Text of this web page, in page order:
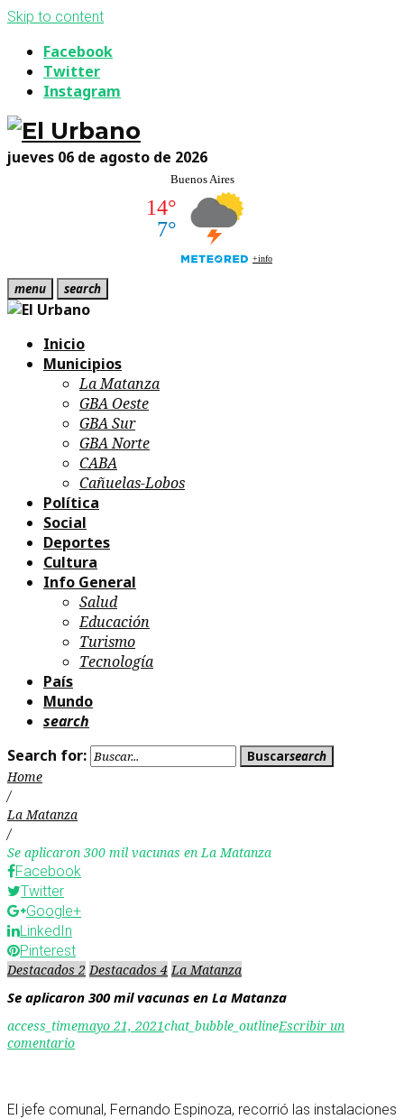
Skip to content
Facebook
Twitter
Instagram
jueves 06 de agosto de 2026
menu search
Inicio
Municipios
La Matanza
GBA Oeste
GBA Sur
GBA Norte
CABA
Cañuelas-Lobos
Política
Social
Deportes
Cultura
Info General
Salud
Educación
Turismo
Tecnología
País
Mundo
search
Search for:
Buscarsearch
Home
/
La Matanza
/
Se aplicaron 300 mil vacunas en La Matanza
Facebook
Twitter
Google+
LinkedIn
Pinterest
Destacados 2 Destacados 4 La Matanza
Se aplicaron 300 mil vacunas en La Matanza
access_timemayo 21, 2021chat_bubble_outlineEscribir un
comentario
El jefe comunal, Fernando Espinoza, recorrió las instalaciones